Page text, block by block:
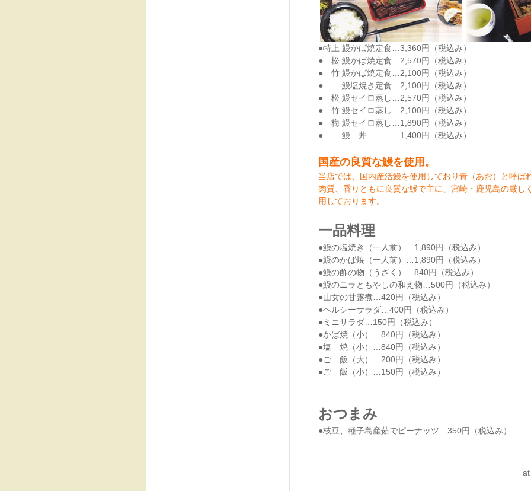
●特上 鰻かば焼定食…3,360円（税込み）
● 松 鰻かば焼定食…2,570円（税込み）
● 竹 鰻かば焼定食…2,100円（税込み）
● 鰻塩焼き定食…2,100円（税込み）
● 松 鰻セイロ蒸し…2,570円（税込み）
● 竹 鰻セイロ蒸し…2,100円（税込み）
● 梅 鰻セイロ蒸し…1,890円（税込み）
● 鰻 丼 …1,400円（税込み）
国産の良質な鰻を使用。
当店では、国内産活鰻を使用しており青（あお）と呼ば
肉質、香りともに良質な鰻で主に、宮崎・鹿児島の厳し
用しております。
一品料理
●鰻の塩焼き（一人前）…1,890円（税込み）
●鰻のかば焼（一人前）…1,890円（税込み）
●鰻の酢の物（うざく）…840円（税込み）
●鰻のニラともやしの和え物…500円（税込み）
●山女の甘露煮…420円（税込み）
●ヘルシーサラダ…400円（税込み）
●ミニサラダ…150円（税込み）
●かば焼（小）…840円（税込み）
●塩 焼（小）…840円（税込み）
●ご 飯（大）…200円（税込み）
●ご 飯（小）…150円（税込み）
おつまみ
●枝豆、種子島産茹でピーナッツ…350円（税込み）